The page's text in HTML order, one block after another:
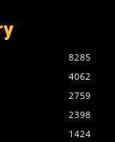
8285
4062
2759
2398
1424